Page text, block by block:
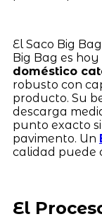
El Saco Big
Big Bag es
doméstico
robusto con
producto. Su
descarga
punto exacto
pavimento. Un
calidad puede
El